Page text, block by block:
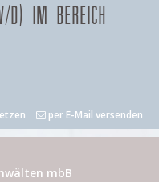
D) IM BEREICH
per E-Mail versenden
mbB